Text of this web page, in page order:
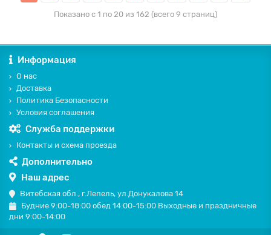
Показано с 1 по 20 из 162 (всего 9 страниц)
Информация
О нас
Доставка
Политика Безопасности
Условия соглашения
Служба поддержки
Контакты и схема проезда
Дополнительно
Наш адрес
Витебская обл., г.Лепель, ул.Донукалова 14
Будние 9:00-18:00 обед 14:00-15:00 Выходные и праздничные
дни 9:00-14:00